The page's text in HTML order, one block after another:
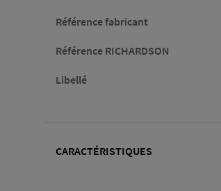
Référence fabricant
Référence RICHARDSON
Libellé
CARACTÉRISTIQUES